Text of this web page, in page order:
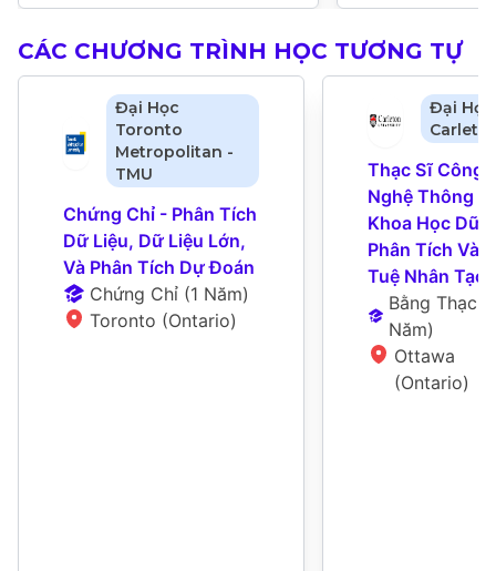
CÁC CHƯƠNG TRÌNH HỌC TƯƠNG TỰ
Đại Học
Toronto
Metropolitan -
TMU
Chứng Chỉ - Phân Tích
Dữ Liệu, Dữ Liệu Lớn,
Và Phân Tích Dự Đoán
Chứng Chỉ (1 Năm)
Toronto (Ontario)
Đại Học
Thạc Sĩ Công
Nghệ Thông
Khoa Học Dữ
Phân Tích Và
Tuệ Nhân Tạo
Bằng Thạc
Năm)
Ottawa
(Ontario)